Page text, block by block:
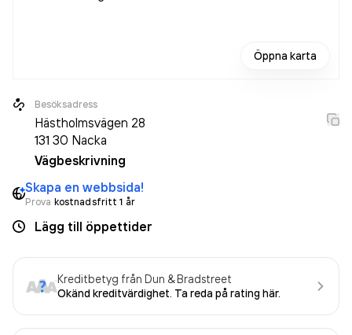
Öppna karta
Besöksadress
Hästholmsvägen 28
131 30 Nacka
Vägbeskrivning
Skapa en webbsida!
Prova kostnadsfritt 1 år
Lägg till öppettider
Kreditbetyg från Dun & Bradstreet
Okänd kreditvärdighet. Ta reda på rating här.